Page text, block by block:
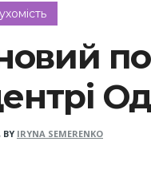
BY IRYNA SEMERENKO